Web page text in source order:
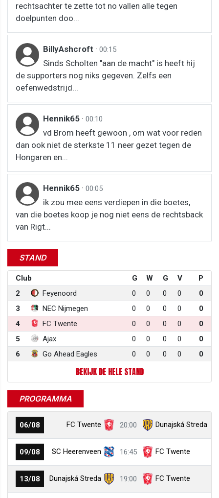
rechtsachter te zette tot no vallen alle tegen
doelpunten doo...
BillyAshcroft · 00:15
Sinds Scholten "aan de macht" is heeft hij
de supporters nog niks gegeven. Zelfs een
oefenwedstrijd...
Hennik65 · 00:10
vd Brom heeft gewoon , om wat voor reden
dan ook niet de sterkste 11 neer gezet tegen de
Hongaren en...
Hennik65 · 00:05
ik zou mee eens verdiepen in die boetes,
van die boetes koop je nog niet eens de rechtsback
van Rigt...
STAND
Club G W G V
P
2
Feyenoord 0 0 0 0
0
3
NEC Nijmegen 0 0 0 0
0
4
FC Twente 0 0 0 0
0
5
Ajax 0 0 0 0
0
6
Go Ahead Eagles 0 0 0 0 0
BEKIJK DE HELE STAND
PROGRAMMA
06/08 FC Twente 20:00 Dunajská Streda
09/08 SC Heerenveen 16:45 FC Twente
13/08 Dunajská Streda 19:00 FC Twente